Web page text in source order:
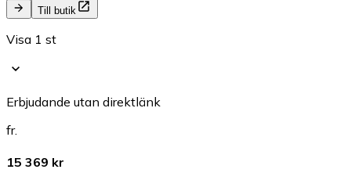
Till butik
Visa 1 st
Erbjudande utan direktlänk
fr.
15 369 kr